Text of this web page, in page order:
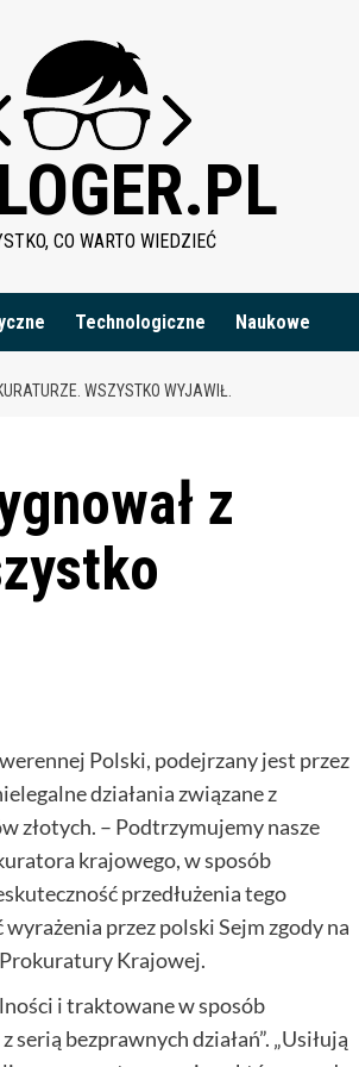
CO WARTO WIEDZIEĆ
Technologiczne Naukowe
WSZYSTKO WYJAWIŁ.
z
Polski, podejrzany jest przez
działania związane z
złotych. – Podtrzymujemy nasze
krajowego, w sposób
przedłużenia tego
przez polski Sejm zgody na
Krajowej.
i traktowane w sposób
bezprawnych działań”. „Usiłują